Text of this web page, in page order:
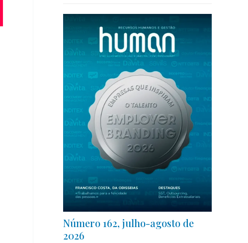
Número 162, julho-agosto de
2026